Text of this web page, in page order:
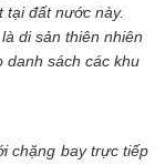
tại đất nước này.
di sản thiên nhiên
danh sách các khu
chặng bay trực tiếp